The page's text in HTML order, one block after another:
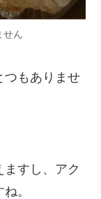
せん
つもありませ
すし、アク
。